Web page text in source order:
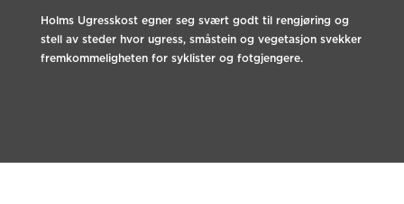
Holms Ugresskost egner seg svært godt til rengjøring og
stell av steder hvor ugress, småstein og vegetasjon svekker
fremkommeligheten for syklister og fotgjengere.